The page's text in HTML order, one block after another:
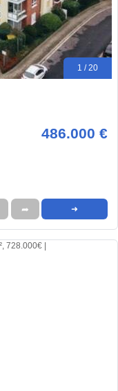
1 / 20
486.000 €
➦ ➜